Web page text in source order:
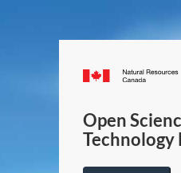
Open
Technology